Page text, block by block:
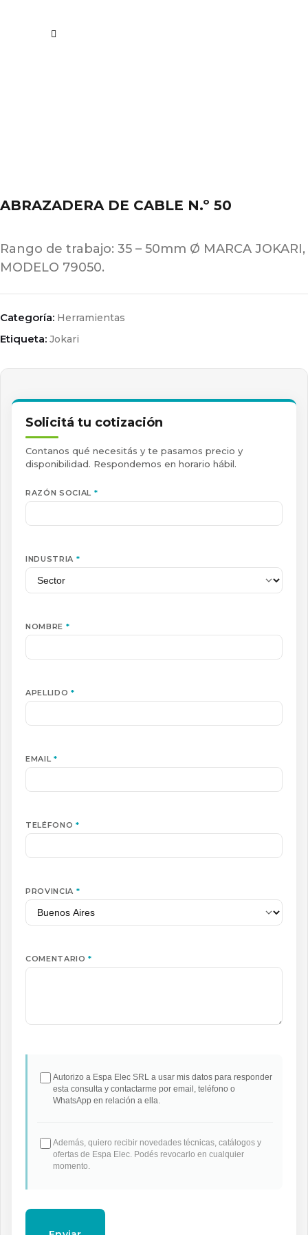
ABRAZADERA DE CABLE N.º 50
Rango de trabajo: 35 – 50mm Ø MARCA JOKARI,
MODELO 79050.
Categoría: Herramientas
Etiqueta: Jokari
Solicitá tu cotización
Contanos qué necesitás y te pasamos precio y
disponibilidad. Respondemos en horario hábil.
RAZÓN SOCIAL *
INDUSTRIA *
NOMBRE *
APELLIDO *
EMAIL *
TELÉFONO *
PROVINCIA *
COMENTARIO*
Autorizo a Espa Elec SRL a usar mis datos para responder
esta consulta y contactarme por email, teléfono o
WhatsApp en relación a ella.
Además, quiero recibir novedades técnicas, catálogos y
ofertas de Espa Elec. Podés revocarlo en cualquier
momento.